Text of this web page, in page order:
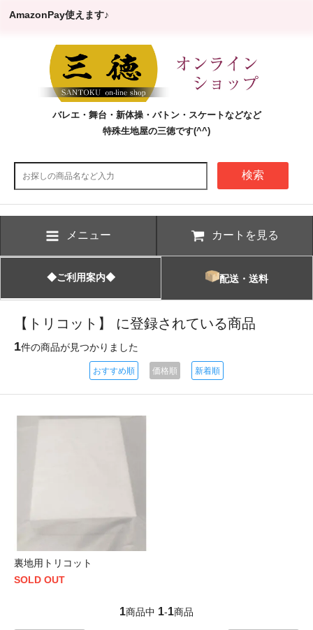
AmazonPay使えます♪
バレエ・舞台・新体操・バトン・スケートなどなど
特殊生地屋の三徳です(^^)
検索
メニュー カートを見る
◆ご利用案内◆ 配送・送料
【トリコット】 に登録されている商品
1件の商品が見つかりました
おすすめ順 価格順 新着順
裏地用トリコット
SOLD OUT
1商品中 1-1商品